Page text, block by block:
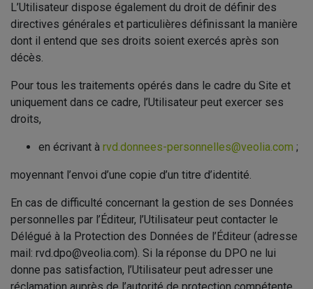
L’Utilisateur dispose également du droit de définir des
directives générales et particulières définissant la manière
dont il entend que ses droits soient exercés après son
décès.
Pour tous les traitements opérés dans le cadre du Site et
uniquement dans ce cadre, l’Utilisateur peut exercer ses
droits,
en écrivant à rvd.donnees-personnelles@veolia.com ;
moyennant l’envoi d’une copie d’un titre d’identité.
En cas de difficulté concernant la gestion de ses Données
personnelles par l’Éditeur, l’Utilisateur peut contacter le
Délégué à la Protection des Données de l’Éditeur (adresse
mail: rvd.dpo@veolia.com). Si la réponse du DPO ne lui
donne pas satisfaction, l’Utilisateur peut adresser une